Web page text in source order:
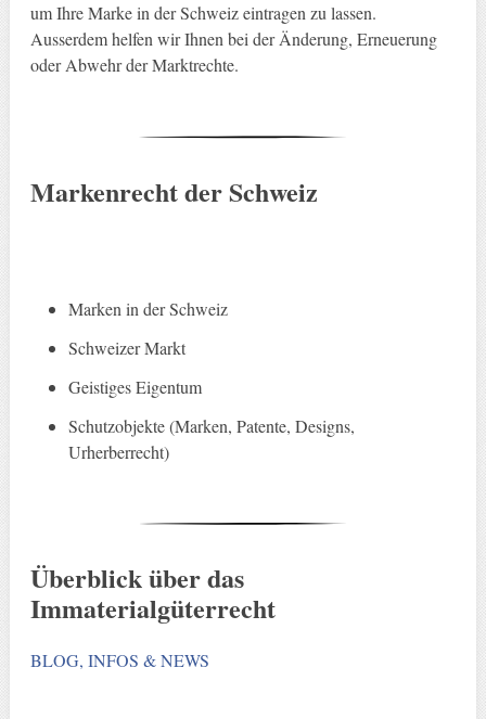
um Ihre Marke in der Schweiz eintragen zu lassen.
Ausserdem helfen wir Ihnen bei der Änderung, Erneuerung
oder Abwehr der Marktrechte.
Markenrecht der Schweiz
Marken in der Schweiz
Schweizer Markt
Geistiges Eigentum
Schutzobjekte (Marken, Patente, Designs,
Urherberrecht)
Überblick über das
Immaterialgüterrecht
BLOG, INFOS & NEWS